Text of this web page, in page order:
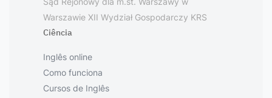
Warszawie XII Wydział Gospodarczy KRS
Ciência
Inglês online
Como funciona
Cursos de Inglês